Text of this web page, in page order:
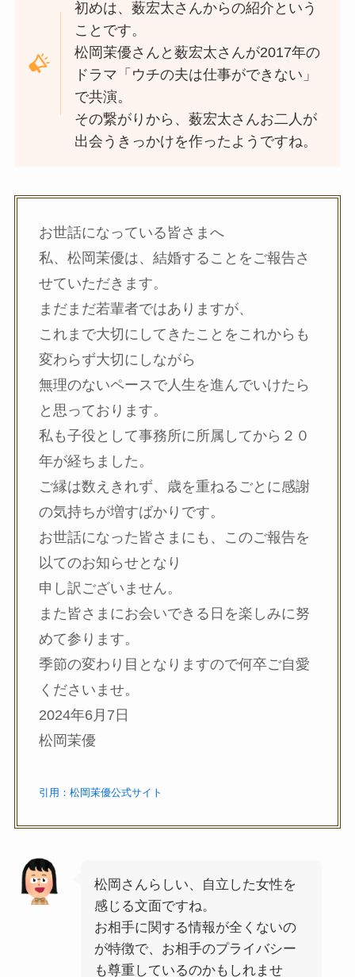
初めは、薮宏太さんからの紹介という
ことです。
松岡茉優さんと薮宏太さんが2017年の
ドラマ「ウチの夫は仕事ができない」
で共演。
その繋がりから、薮宏太さんお二人が
出会うきっかけを作ったようですね。
お世話になっている皆さまへ
私、松岡茉優は、結婚することをご報告さ
せていただきます。
まだまだ若輩者ではありますが、
これまで大切にしてきたことをこれからも
変わらず大切にしながら
無理のないペースで人生を進んでいけたら
と思っております。
私も子役として事務所に所属してから２０
年が経ちました。
ご縁は数えきれず、歳を重ねるごとに感謝
の気持ちが増すばかりです。
お世話になった皆さまにも、このご報告を
以てのお知らせとなり
申し訳ございません。
また皆さまにお会いできる日を楽しみに努
めて参ります。
季節の変わり目となりますので何卒ご自愛
くださいませ。
2024年6月7日
松岡茉優
引用：松岡茉優公式サイト
松岡さんらしい、自立した女性を
感じる文面ですね。
お相手に関する情報が全くないの
が特徴で、お相手のプライバシー
も尊重しているのかもしれませ